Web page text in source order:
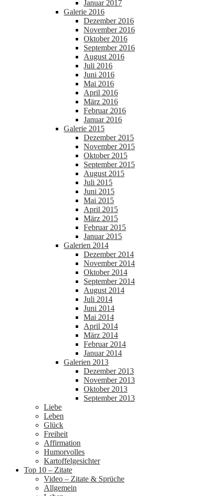
Januar 2017
Galerie 2016
Dezember 2016
November 2016
Oktober 2016
September 2016
August 2016
Juli 2016
Juni 2016
Mai 2016
April 2016
März 2016
Februar 2016
Januar 2016
Galerie 2015
Dezember 2015
November 2015
Oktober 2015
September 2015
August 2015
Juli 2015
Juni 2015
Mai 2015
April 2015
März 2015
Februar 2015
Januar 2015
Galerien 2014
Dezember 2014
November 2014
Oktober 2014
September 2014
August 2014
Juli 2014
Juni 2014
Mai 2014
April 2014
März 2014
Februar 2014
Januar 2014
Galerien 2013
Dezember 2013
November 2013
Oktober 2013
September 2013
Liebe
Leben
Glück
Freiheit
Affirmation
Humorvolles
Kartoffelgesichter
Top 10 – Zitate
Video – Zitate & Sprüche
Allgemein